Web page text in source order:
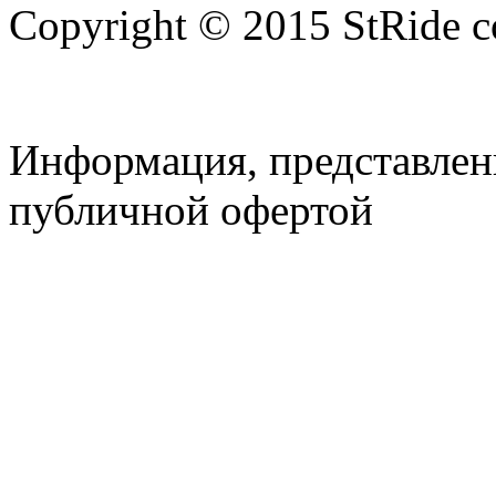
Copyright © 2015 StRide
Информация,
публичной офертой